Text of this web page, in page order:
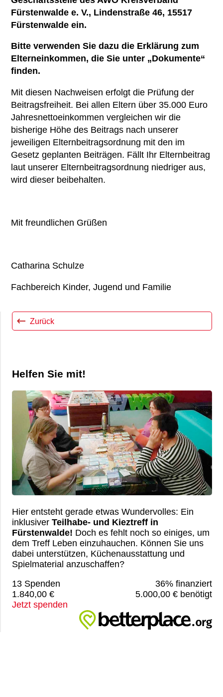
Fürstenwalde e. V., Lindenstraße 46, 15517
Fürstenwalde ein.
Bitte verwenden Sie dazu die Erklärung zum
Elterneinkommen, die Sie unter „Dokumente“
finden.
Mit diesen Nachweisen erfolgt die Prüfung der
Beitragsfreiheit. Bei allen Eltern über 35.000 Euro
Jahresnettoeinkommen vergleichen wir die
bisherige Höhe des Beitrags nach unserer
jeweiligen Elternbeitragsordnung mit den im
Gesetz geplanten Beiträgen. Fällt Ihr Elternbeitrag
laut unserer Elternbeitragsordnung niedriger aus,
wird dieser beibehalten.
Mit freundlichen Grüßen
Catharina Schulze
Fachbereich Kinder, Jugend und Familie
Zurück
Helfen Sie mit!
Hier entsteht gerade etwas Wundervolles: Ein
inklusiverTeilhabe- und Kieztreff in
Fürstenwalde! Doch es fehlt noch so einiges, um
dem Treff Leben einzuhauchen. Können Sie uns
dabei unterstützen, Küchenausstattung und
Spielmaterial anzuschaffen?
13 Spenden
36% finanziert
1.840,00 €
5.000,00 € benötigt
Jetzt spenden